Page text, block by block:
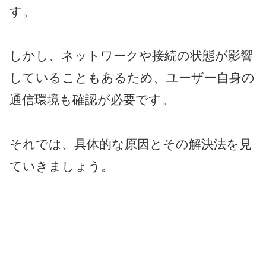
す。
しかし、ネットワークや接続の状態が影響
していることもあるため、ユーザー自身の
通信環境も確認が必要です。
それでは、具体的な原因とその解決法を見
ていきましょう。